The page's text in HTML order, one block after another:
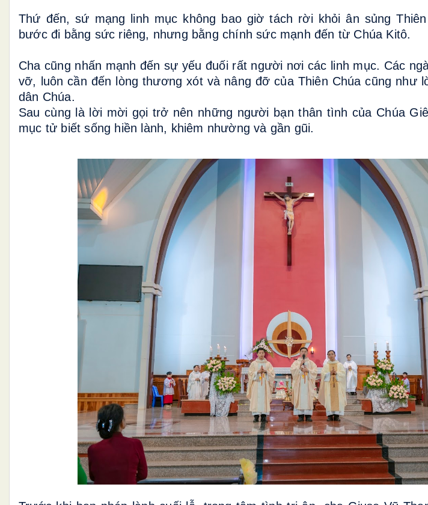
Thứ đến, sứ mạng linh mục không bao giờ tách rời khỏi ân sủng
bước đi bằng sức riêng, nhưng bằng chính sức mạnh đến từ Chúa Kitô.
Cha cũng nhấn mạnh đến sự yếu đuối rất người nơi các linh mục. Các
vỡ, luôn cần đến lòng thương xót và nâng đỡ của Thiên Chúa cũng như
dân Chúa.
Sau cùng là lời mời gọi trở nên những người bạn thân tình của Chúa
mục tử biết sống hiền lành, khiêm nhường và gần gũi.